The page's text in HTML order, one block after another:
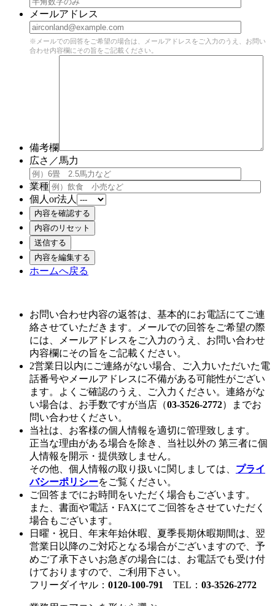
メールアドレス
※メールでの回答をご希望の場合は、メールアドレスをご入力のうえ、お問い
合わせ内容欄にその旨をご記載ください。
備考欄
広さ／馬力
業種
個人or法人
ホームへ戻る
お問い合わせ内容の返答は、基本的にお電話にてご連
絡させていただきます。メールでの回答をご希望の際
には、メールアドレスをご入力のうえ、お問い合わせ
内容欄にその旨をご記載ください。
2営業日以内にご連絡がない場合、ご入力いただいた電
話番号やメールアドレスに不備がある可能性がござい
ます。よくご確認のうえ、ご入力ください。連絡がな
い場合は、お手数ですが当店（03-3526-2772）までお
問い合わせください。
当社は、お客様の個人情報を適切に管理致します。
正当な理由がある場合を除き、当社以外の 第三者に個
人情報を開示・提供致しません。
その他、個人情報の取り扱いに関しましては、 プライ
バシーポリシーをご覧ください。
ご回答までにお時間をいただく場合もございます。
また、書面や電話・FAXにてご回答をさせていただく
場合もございます。
日曜・祝日、年末年始休暇、夏季長期休暇期間は、翌
営業日以降のご対応となる場合がございますので、予
めご了承下さいお急ぎの場合には、お電話でも受け付
けておりますので、ご利用下さい。
フリーダイヤル： 0120-100-791 TEL： 03-3526-2772